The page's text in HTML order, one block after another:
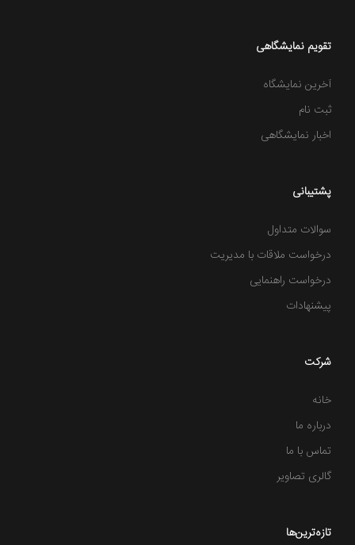
نمایشگاه بین‌المللی بازرگانی جامع تاجیکستان 2025
تقویم نمایشگاهی
آخرین نمایشگاه
ثبت نام
اخبار نمایشگاهی
پشتیبانی
سوالات متداول
درخواست ملاقات با مدیریت
درخواست راهنمایی
پیشنهادات
شرکت
خانه
درباره ما
تماس با ما
گالری تصاویر
تازه‌ترین‌ها